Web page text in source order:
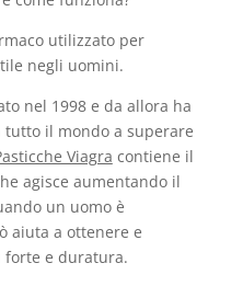
utilizzato per
negli uomini.
nel 1998 e da allora ha
il mondo a superare
Viagra contiene il
agisce aumentando il
un uomo è
aiuta a ottenere e
forte e duratura.